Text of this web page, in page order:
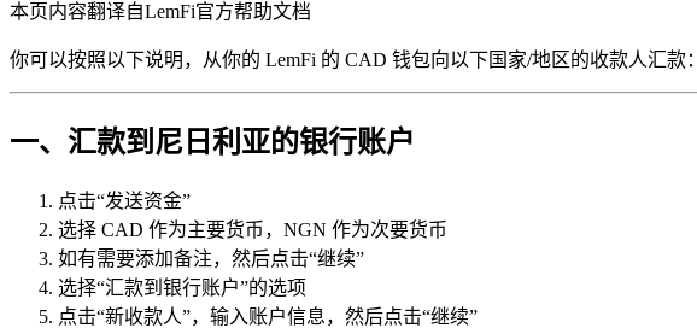
本页内容翻译自LemFi官方帮助文档
你可以按照以下说明，从你的 LemFi 的 CAD 钱包向以下国家/地区的收款人汇款：
一、汇款到尼日利亚的银行账户
点击“发送资金”
选择 CAD 作为主要货币，NGN 作为次要货币
如有需要添加备注，然后点击“继续”
选择“汇款到银行账户”的选项
点击“新收款人”，输入账户信息，然后点击“继续”